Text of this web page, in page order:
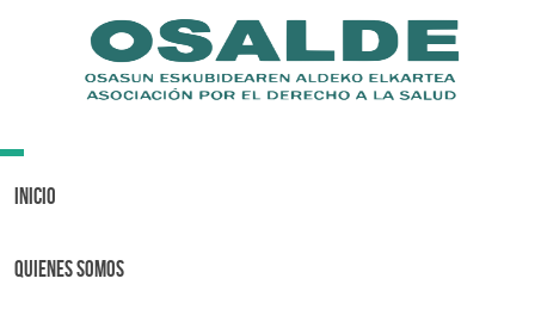
Toggle
Inicio
Quienes Somos